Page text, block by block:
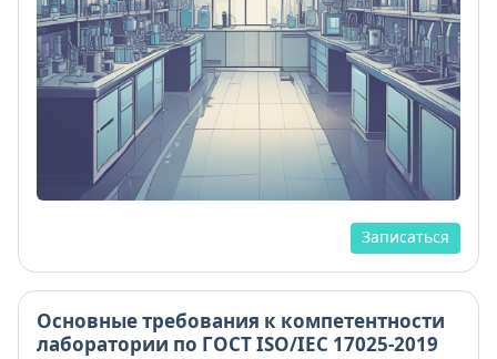
Записаться
Основные требования к компетентности
лаборатории по ГОСТ ISO/IEC 17025-2019